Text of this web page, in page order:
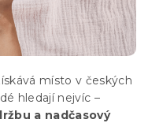
místo v českých
hledají nejvíc –
a nadčasový